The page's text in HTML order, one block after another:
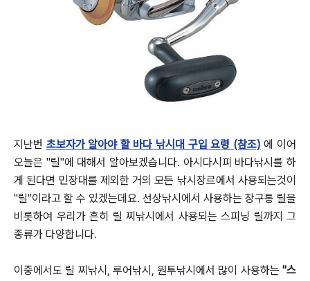
지난번 초보자가 알아야 할 바다 낚시대 구입 요령 (참조) 에 이어
오늘은 "릴"에 대해서 알아보겠습니다. 아시다시피 바다낚시를 하
게 된다면 민장대를 제외한 거의 모든 낚시장르에서 사용되는것이
"릴"이라고 할 수 있겠는데요. 선상낚시에서 사용하는 장구통 릴을
비롯하여 우리가 흔히 릴 찌낚시에서 사용되는 스피닝 릴까지 그
종류가 다양합니다.
이중에서도 릴 찌낚시, 루어낚시, 원투낚시에서 많이 사용하는 "스